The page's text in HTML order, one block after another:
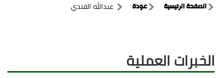
الصفحة الرئيسية عودة عبدالله الفندي
الخبرات العملية